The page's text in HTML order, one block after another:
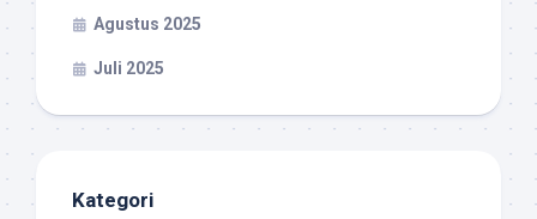
Agustus 2025
Juli 2025
Kategori